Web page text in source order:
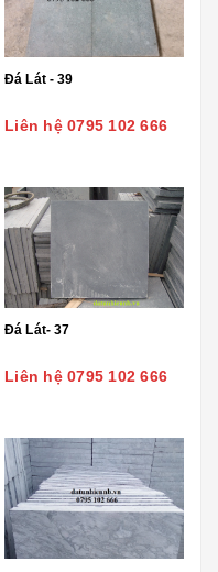
Đá Lát - 39
Liên hệ 0795 102 666
Đá Lát- 37
Liên hệ 0795 102 666